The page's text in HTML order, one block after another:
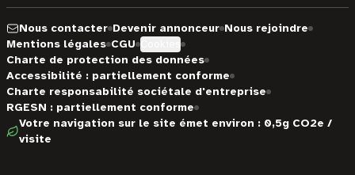
Nous contacter Devenir annonceur Nous rejoindre
Mentions légales CGU
Charte de protection des données
Accessibilité : partiellement conforme
Charte responsabilité sociétale d'entreprise
RGESN : partiellement conforme
Votre navigation sur le site émet environ : 0,5g CO2e /
visite